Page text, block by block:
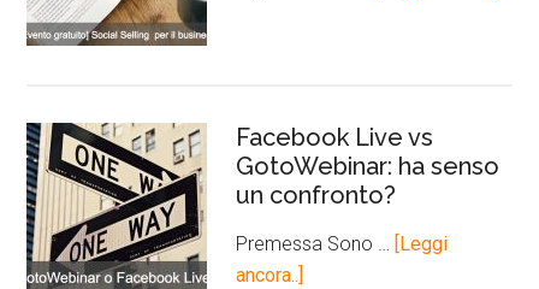
Facebook Live vs
GotoWebinar: ha senso
un confronto?
Premessa Sono …
[Leggi
ancora..]